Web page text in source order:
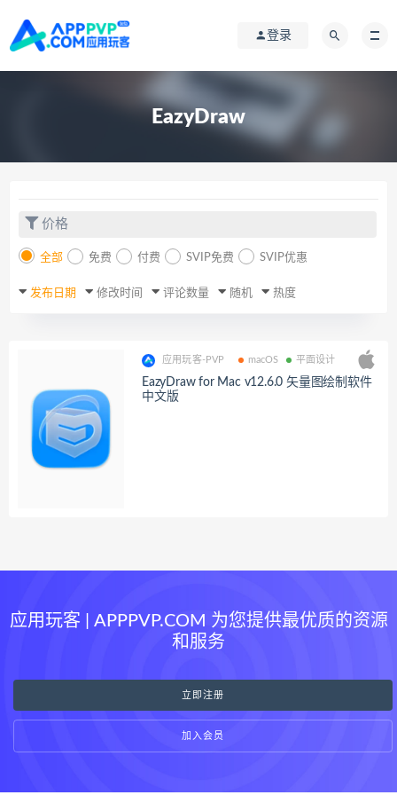
登录
EazyDraw
价格
全部 免费 付费 SVIP免费 SVIP优惠
发布日期 修改时间 评论数量 随机 热度
应用玩客-PVP macOS 平面设计
EazyDraw for Mac v12.6.0 矢量图绘制软件
中文版
应用玩客 | APPPVP.COM 为您提供最优质的资源
和服务
立即注册
加入会员